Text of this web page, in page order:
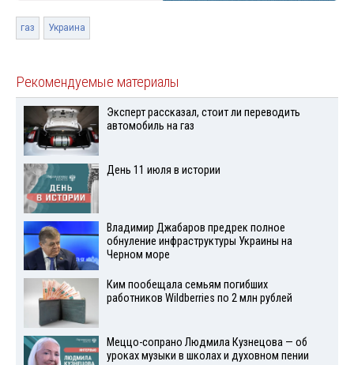
газ Украина
Рекомендуемые материалы
Эксперт рассказал, стоит ли переводить
автомобиль на газ
День 11 июля в истории
Владимир Джабаров предрек полное
обнуление инфраструктуры Украины на
Черном море
Ким пообещала семьям погибших
работников Wildberries по 2 млн рублей
Меццо-сопрано Людмила Кузнецова — об
уроках музыки в школах и духовном пении